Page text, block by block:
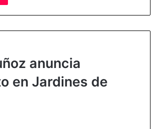
anuncia
en Jardines de